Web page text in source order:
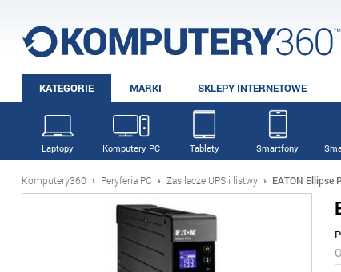
KATEGORIE MARKI SKLEPY INTERNETOWE
Laptopy Komputery PC Tablety Smartfony
Komputery360 › Peryferia PC › Zasilacze UPS i listwy › EATON Ellipse